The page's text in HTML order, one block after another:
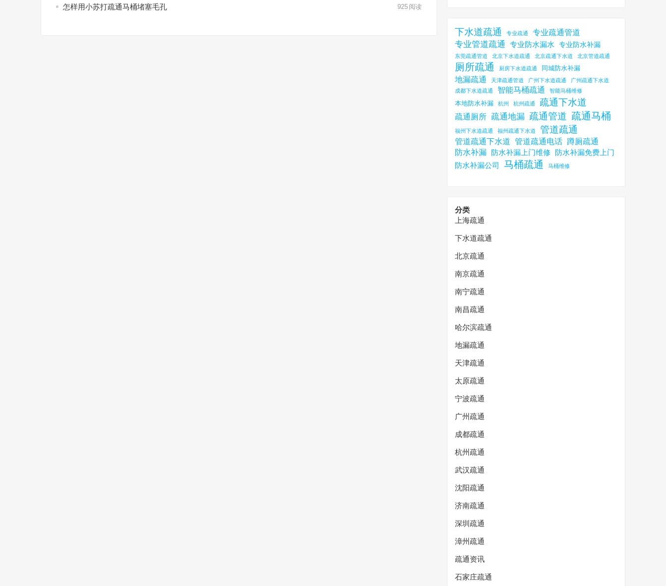
怎样用小苏打疏通马桶堵塞毛孔 925 阅读
下水道疏通 专业疏通 专业疏通管道
专业管道疏通 专业防水漏水 专业防水补漏
东莞疏通管道 北京下水道疏通 北京疏通下水道 北京管道疏通
厕所疏通 厨房下水道疏通 同城防水补漏
地漏疏通 天津疏通管道 广州下水道疏通
广州疏通下水道
成都下水道疏通
智能马桶疏通 智能马桶维修
本地防水补漏 杭州 杭州疏通 疏通下水道
疏通厕所 疏通地漏 疏通管道 疏通马桶
福州下水道疏通 福州疏通下水道 管道疏通
管道疏通下水道 管道疏通电话 蹲厕疏通
防水补漏 防水补漏上门维修
防水补漏免费上门
防水补漏公司
马桶疏通 马桶维修
分类
上海疏通
下水道疏通
北京疏通
南京疏通
南宁疏通
南昌疏通
哈尔滨疏通
地漏疏通
天津疏通
太原疏通
宁波疏通
广州疏通
成都疏通
杭州疏通
武汉疏通
沈阳疏通
济南疏通
深圳疏通
漳州疏通
疏通资讯
石家庄疏通